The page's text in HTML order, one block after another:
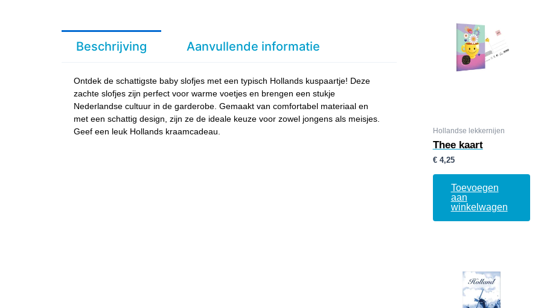
Beschrijving Aanvullende informatie
Ontdek de schattigste baby slofjes met een typisch Hollands kuspaartje! Deze
zachte slofjes zijn perfect voor warme voetjes en brengen een stukje
Nederlandse cultuur in de garderobe. Gemaakt van comfortabel materiaal en
met een schattig design, zijn ze de ideale keuze voor zowel jongens als meisjes.
Geef een leuk Hollands kraamcadeau.
Hollandse lekkernijen
Thee kaart
€4,25
Toevoegen
aan
winkelwagen